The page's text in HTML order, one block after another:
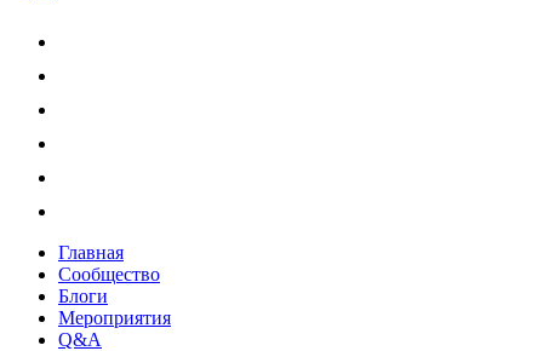
Главная
Сообщество
Блоги
Мероприятия
Q&A